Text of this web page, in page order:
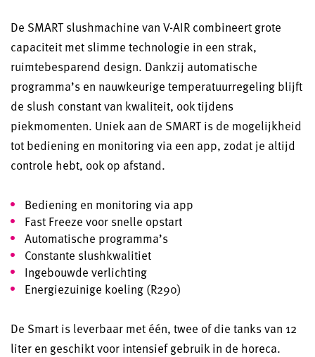
De SMART slushmachine van V-AIR combineert grote
capaciteit met slimme technologie in een strak,
ruimtebesparend design. Dankzij automatische
programma’s en nauwkeurige temperatuurregeling blijft
de slush constant van kwaliteit, ook tijdens
piekmomenten. Uniek aan de SMART is de mogelijkheid
tot bediening en monitoring via een app, zodat je altijd
controle hebt, ook op afstand.
Bediening en monitoring via app
Fast Freeze voor snelle opstart
Automatische programma’s
Constante slushkwalitiet
Ingebouwde verlichting
Energiezuinige koeling (R290)
De Smart is leverbaar met één, twee of die tanks van 12
liter en geschikt voor intensief gebruik in de horeca.